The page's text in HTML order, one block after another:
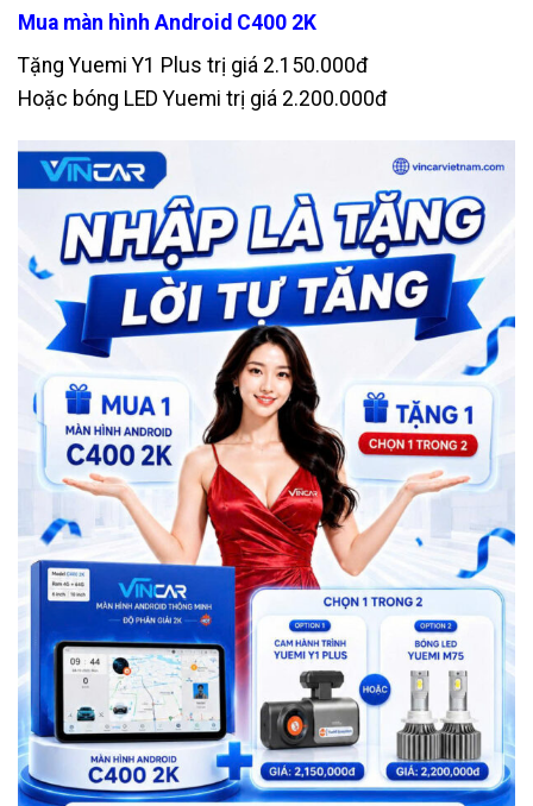
Mua màn hình Android C400 2K
Tặng Yuemi Y1 Plus trị giá 2.150.000đ
Hoặc bóng LED Yuemi trị giá 2.200.000đ